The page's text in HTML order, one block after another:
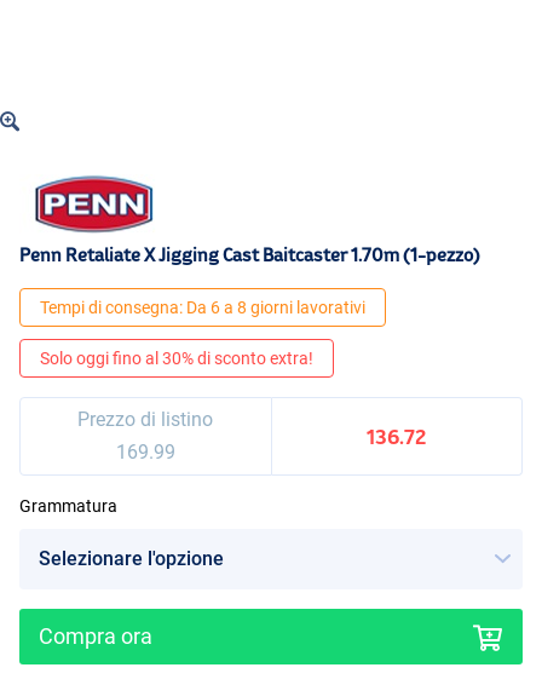
Penn Retaliate X Jigging Cast Baitcaster 1.70m (1-pezzo)
Tempi di consegna: Da 6 a 8 giorni lavorativi
Solo oggi fino al 30% di sconto extra!
Prezzo di listino
169.99
136.72
Grammatura
Compra ora